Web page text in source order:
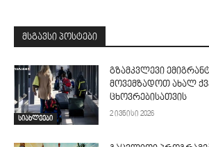
მსგავსი პოსტები
სიახლეები
გზამკვლევი
მოვემზადოთ ახალ
ცხოვრებისათვის
2 ივნისი 2026